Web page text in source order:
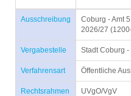
Ausschreibung
Coburg - Amt
2026/27
Vergabestelle Stadt Coburg
Verfahrensart Öffentliche
Rechtsrahmen UVgO/VgV